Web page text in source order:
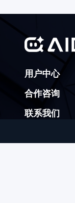
用户中心
合作咨询
联系我们